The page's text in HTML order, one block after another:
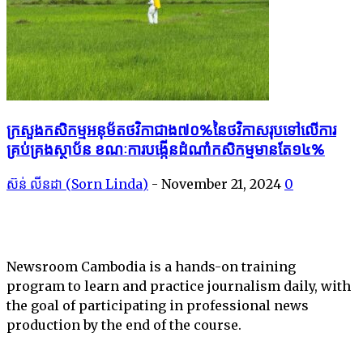
ក្រសួងកសិកម្មអនុម័តថវិកាជាង៧០%នៃថវិកាសរុបទៅលើការ
គ្រប់គ្រងស្ថាប័ន ខណៈការបង្កើនដំណាំកសិកម្មមានតែ១៤%
ស៊ន់ លីនដា (Sorn Linda) - November 21, 2024 0
Newsroom Cambodia is a hands-on training
program to learn and practice journalism daily, with
the goal of participating in professional news
production by the end of the course.